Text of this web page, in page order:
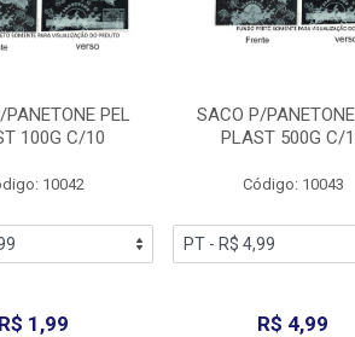
PEL
100G C/10
10042
R$ 1,99
SACO P/
PLAST 500G C/
Código: 10043
R$ 4,99